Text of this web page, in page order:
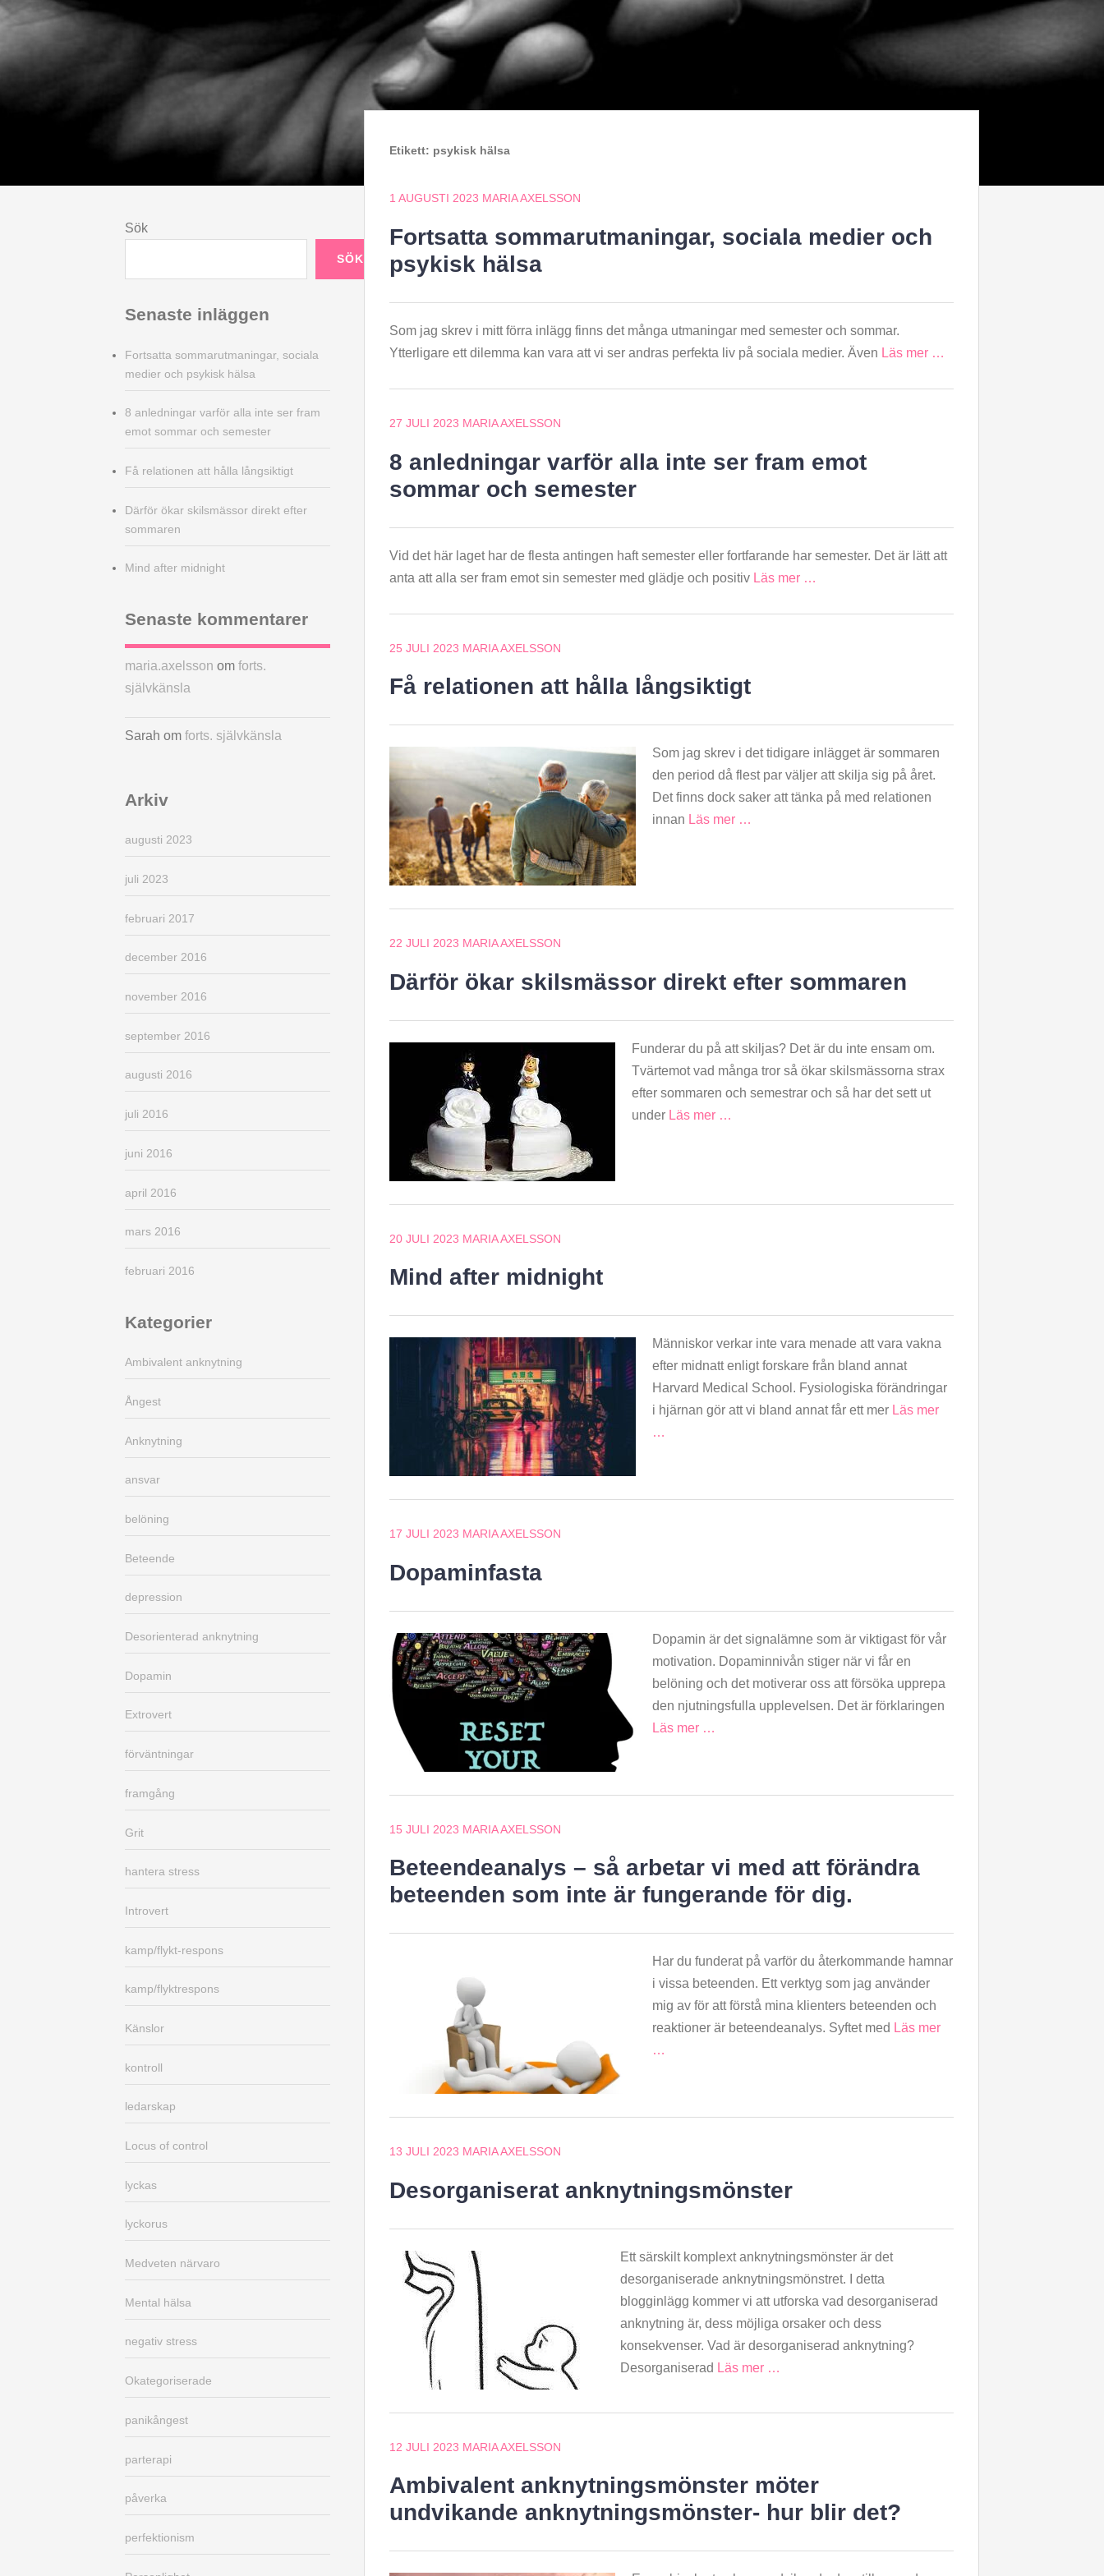
Etikett: psykisk hälsa
1 AUGUSTI 2023 MARIA AXELSSON
Fortsatta sommarutmaningar, sociala medier och
psykisk hälsa
Som jag skrev i mitt förra inlägg finns det många utmaningar med semester och sommar.
Ytterligare ett dilemma kan vara att vi ser andras perfekta liv på sociala medier. Även Läs mer …
27 JULI 2023 MARIA AXELSSON
8 anledningar varför alla inte ser fram emot
sommar och semester
Vid det här laget har de flesta antingen haft semester eller fortfarande har semester. Det är lätt att
anta att alla ser fram emot sin semester med glädje och positiv Läs mer …
25 JULI 2023 MARIA AXELSSON
Få relationen att hålla långsiktigt
Som jag skrev i det tidigare inlägget är sommaren
den period då flest par väljer att skilja sig på året.
Det finns dock saker att tänka på med relationen
innan Läs mer …
22 JULI 2023 MARIA AXELSSON
Därför ökar skilsmässor direkt efter sommaren
Funderar du på att skiljas? Det är du inte ensam om.
Tvärtemot vad många tror så ökar skilsmässorna strax
efter sommaren och semestrar och så har det sett ut
under Läs mer …
20 JULI 2023 MARIA AXELSSON
Mind after midnight
Människor verkar inte vara menade att vara vakna
efter midnatt enligt forskare från bland annat
Harvard Medical School. Fysiologiska förändringar
i hjärnan gör att vi bland annat får ett mer Läs mer
…
17 JULI 2023 MARIA AXELSSON
Dopaminfasta
Dopamin är det signalämne som är viktigast för vår
motivation. Dopaminnivån stiger när vi får en
belöning och det motiverar oss att försöka upprepa
den njutningsfulla upplevelsen. Det är förklaringen
Läs mer …
15 JULI 2023 MARIA AXELSSON
Beteendeanalys – så arbetar vi med att förändra
beteenden som inte är fungerande för dig.
Har du funderat på varför du återkommande hamnar
i vissa beteenden. Ett verktyg som jag använder
mig av för att förstå mina klienters beteenden och
reaktioner är beteendeanalys. Syftet med Läs mer
…
13 JULI 2023 MARIA AXELSSON
Desorganiserat anknytningsmönster
Ett särskilt komplext anknytningsmönster är det
desorganiserade anknytningsmönstret. I detta
blogginlägg kommer vi att utforska vad desorganiserad
anknytning är, dess möjliga orsaker och dess
konsekvenser. Vad är desorganiserad anknytning?
Desorganiserad Läs mer …
12 JULI 2023 MARIA AXELSSON
Ambivalent anknytningsmönster möter
undvikande anknytningsmönster- hur blir det?
Sök
SÖK
Senaste inläggen
Fortsatta sommarutmaningar, sociala
medier och psykisk hälsa
8 anledningar varför alla inte ser fram
emot sommar och semester
Få relationen att hålla långsiktigt
Därför ökar skilsmässor direkt efter
sommaren
Mind after midnight
Senaste kommentarer
maria.axelsson om forts.
självkänsla
Sarah om forts. självkänsla
Arkiv
augusti 2023
juli 2023
februari 2017
december 2016
november 2016
september 2016
augusti 2016
juli 2016
juni 2016
april 2016
mars 2016
februari 2016
Kategorier
Ambivalent anknytning
Ångest
Anknytning
ansvar
belöning
Beteende
depression
Desorienterad anknytning
Dopamin
Extrovert
förväntningar
framgång
Grit
hantera stress
Introvert
kamp/flykt-respons
kamp/flyktrespons
Känslor
kontroll
ledarskap
Locus of control
lyckas
lyckorus
Medveten närvaro
Mental hälsa
negativ stress
Okategoriserade
panikångest
parterapi
påverka
perfektionism